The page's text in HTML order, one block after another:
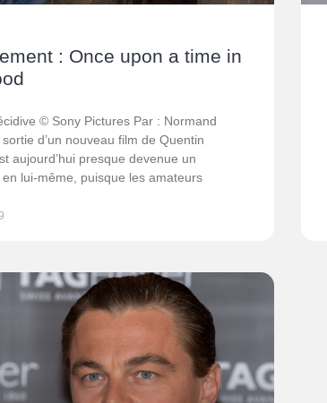
: Once upon a time in
© Sony Pictures Par : Normand
d’un nouveau film de Quentin
aujourd’hui presque devenue un
lui-même, puisque les amateurs